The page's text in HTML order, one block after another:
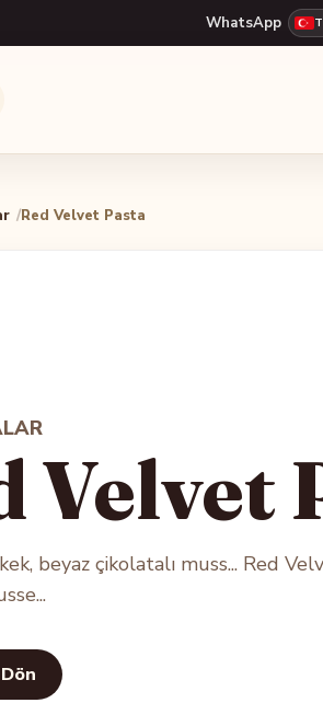
WhatsApp
Red Velvet Pasta
Velvet
kek, beyaz çikolatalı muss... Red